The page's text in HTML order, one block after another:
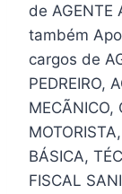
de AGENTE
também
cargos de
PEDREIRO,
MECÃNICO,
BÁSICA,
FISCAL